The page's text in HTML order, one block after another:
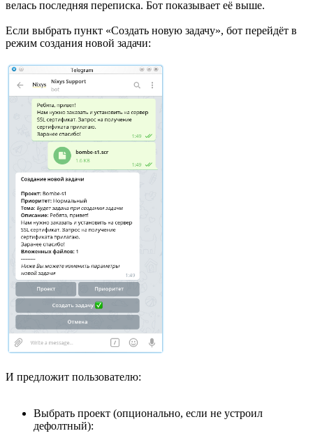
велась последняя переписка. Бот показывает её выше.
Если выбрать пункт «Создать новую задачу», бот перейдёт в
режим создания новой задачи:
И предложит пользователю:
Выбрать проект (опционально, если не устроил
дефолтный):